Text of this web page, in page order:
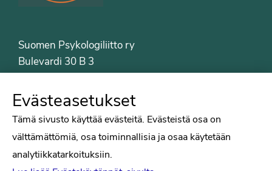
Suomen Psykologiliitto ry
Bulevardi 30 B 3
Puh. 09-6122 9122
Psykologiliiton sivut
Tiede
Evästeasetukset
Tämä sivusto käyttää evästeitä. Evästeistä osa on
välttämättömiä, osa toiminnallisia ja osaa käytetään
analytiikkatarkoituksiin.